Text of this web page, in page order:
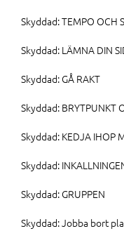
Skyddad: TEMPO OCH
Skyddad: LÄMNA DIN
Skyddad: GÅ RAKT
Skyddad: BRYTPUNKT
Skyddad: KEDJA IHOP
Skyddad:
Skyddad: GRUPPEN
Skyddad: Jobba bort